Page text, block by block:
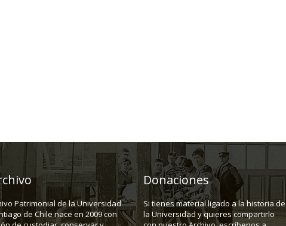
Patrimonial de la Universidad
de Chile nace en 2009 con
Donaciones
Si tienes material ligado a la historia de
la Universidad y quieres compartirlo